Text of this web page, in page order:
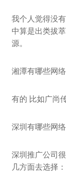
我个人觉得没
中算是出类拔
源。
湘潭有哪些网
有的 比如广尚
深圳有哪些网
深圳推广公司
几方面去选择：